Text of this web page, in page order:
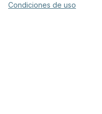
Condiciones de uso